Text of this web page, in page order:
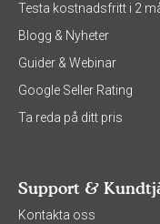
Testa kostnadsfritt i 2
Blogg & Nyheter
Guider & Webinar
Google Seller Rating
Ta reda på ditt pris
Support &
Kontakta oss